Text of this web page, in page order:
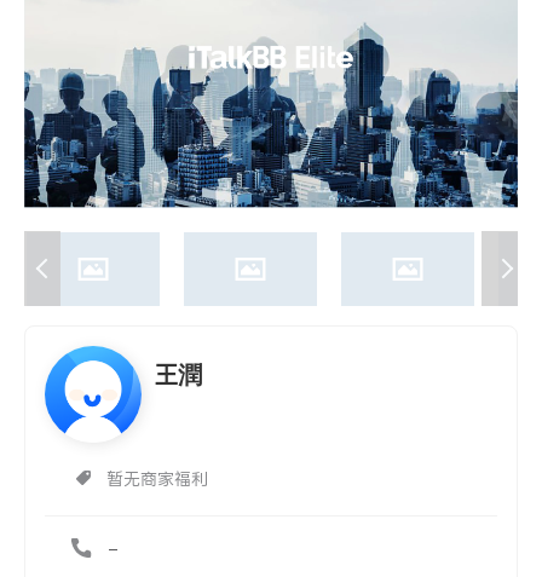
养老 非盈利组织
王潤
暂无商家福利
-